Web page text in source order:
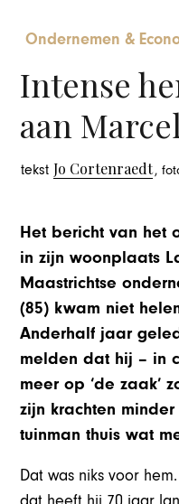
Ondernemen &
Intense
aan
tekstJo Cortenraedt,
Het bericht van het
in zijn woonplaats
Maastrichtse
(85) kwam niet
Anderhalf jaar
melden dat hij – in
meer op ‘de zaak’
zijn krachten
tuinman thuis wat
Dat was niks voor